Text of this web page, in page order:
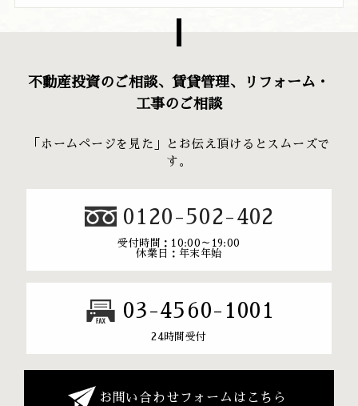
不動産投資のご相談、賃貸管理、リフォーム・
工事のご相談
「ホームページを見た」とお伝え頂けるとスムーズで
す。
0120-502-402
受付時間：10:00～19:00
休業日：年末年始
03-4560-1001
24時間受付
お問い合わせフォームはこちら